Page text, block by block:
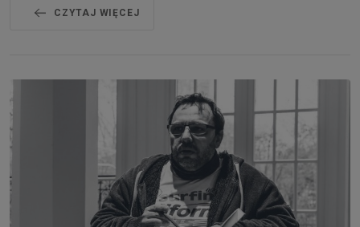
CZYTAJ WIĘCEJ